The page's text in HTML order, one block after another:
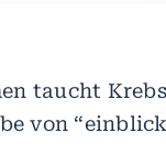
taucht
von